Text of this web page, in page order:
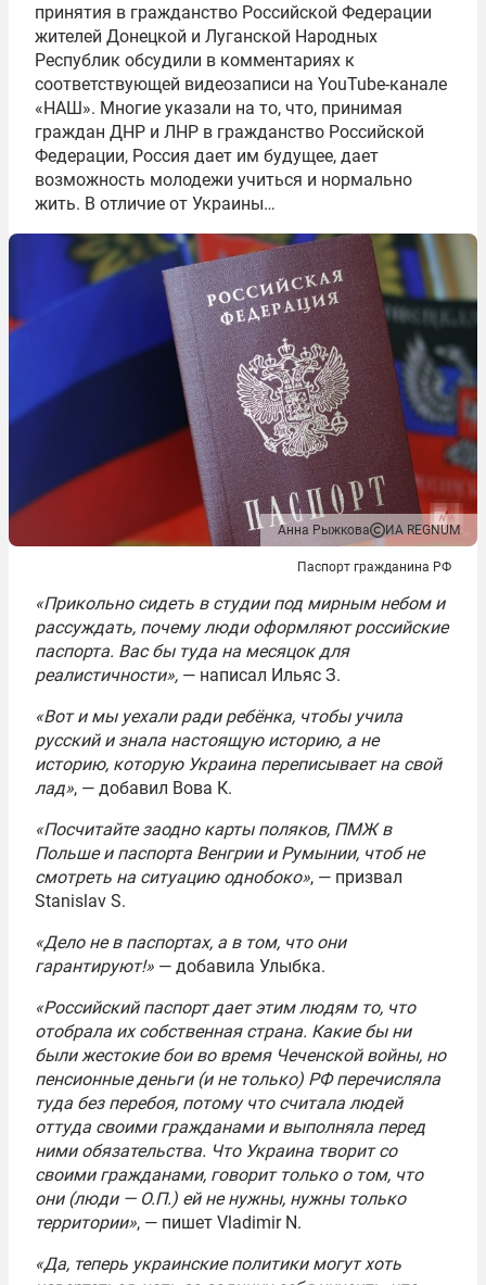
принятия в гражданство Российской Федерации
жителей Донецкой и Луганской Народных
Республик обсудили в комментариях к
соответствующей видеозаписи на YouTube-канале
«НАШ». Многие указали на то, что, принимая
граждан ДНР и ЛНР в гражданство Российской
Федерации, Россия дает им будущее, дает
возможность молодежи учиться и нормально
жить. В отличие от Украины…
Анна Рыжкова ИА REGNUM
Паспорт гражданина РФ
«Прикольно сидеть в студии под мирным небом и
рассуждать, почему люди оформляют российские
паспорта. Вас бы туда на месяцок для
реалистичности», — написал Ильяс З.
«Вот и мы уехали ради ребёнка, чтобы учила
русский и знала настоящую историю, а не
историю, которую Украина переписывает на свой
лад», — добавил Вова К.
«Посчитайте заодно карты поляков, ПМЖ в
Польше и паспорта Венгрии и Румынии, чтоб не
смотреть на ситуацию однобоко», — призвал
Stanislav S.
«Дело не в паспортах, а в том, что они
гарантируют!» — добавила Улыбка.
«Российский паспорт дает этим людям то, что
отобрала их собственная страна. Какие бы ни
были жестокие бои во время Чеченской войны, но
пенсионные деньги (и не только) РФ перечисляла
туда без перебоя, потому что считала людей
оттуда своими гражданами и выполняла перед
ними обязательства. Что Украина творит со
своими гражданами, говорит только о том, что
они (люди — О.П.) ей не нужны, нужны только
территории», — пишет Vladimir N.
«Да, теперь украинские политики могут хоть